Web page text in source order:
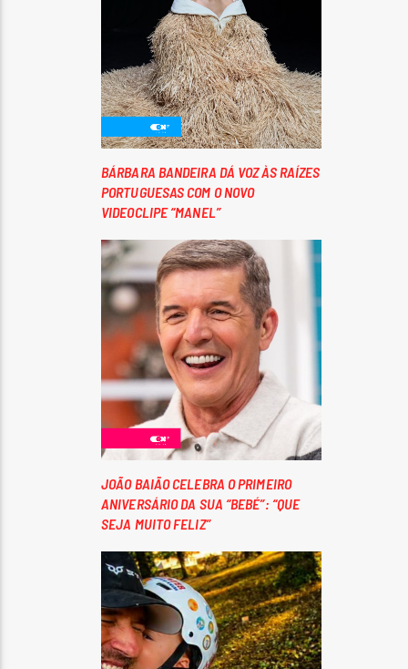
BÁRBARA BANDEIRA DÁ VOZ ÀS RAÍZES
PORTUGUESAS COM O NOVO
VIDEOCLIPE “MANEL”
JOÃO BAIÃO CELEBRA O PRIMEIRO
ANIVERSÁRIO DA SUA “BEBÉ”: “QUE
SEJA MUITO FELIZ”